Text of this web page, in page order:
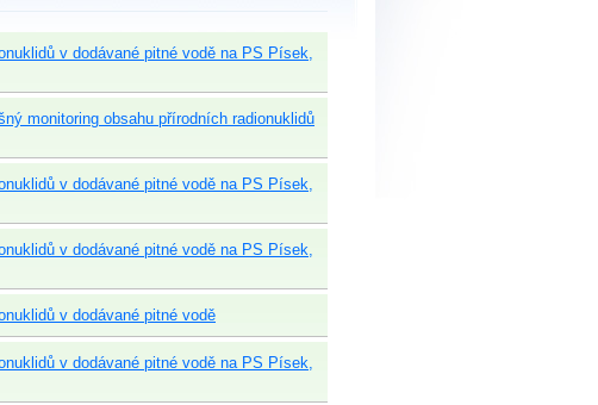
v dodávané pitné vodě na PS Písek,
monitoring obsahu přírodních radionuklidů
v dodávané pitné vodě na PS Písek,
v dodávané pitné vodě na PS Písek,
v dodávané pitné vodě
v dodávané pitné vodě na PS Písek,